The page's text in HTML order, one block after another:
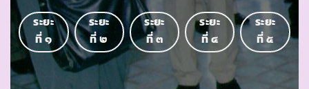
ระยะ
ที่ ๑
ระยะ
ที่ ๒
ระยะ
ที่ ๓
ระยะ
ที่ ๔
ระยะ
ที่ ๕